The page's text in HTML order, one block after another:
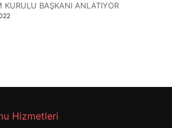
KURULU BAŞKANI ANLATIYOR
Hizmetleri